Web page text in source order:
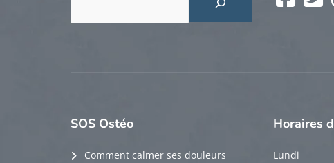
SOS Ostéo
Comment calmer ses douleurs
Horaires
Lundi